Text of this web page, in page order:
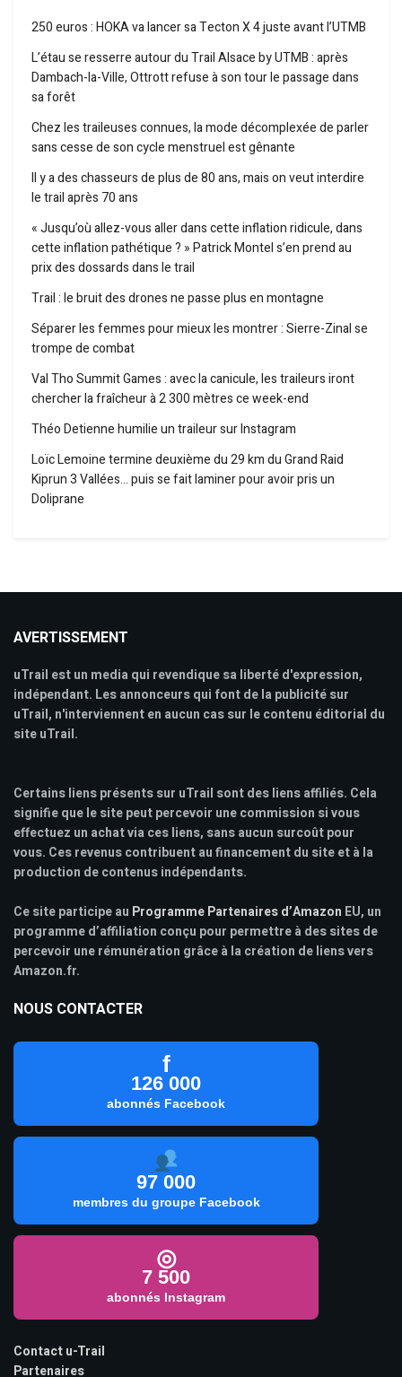
250 euros : HOKA va lancer sa Tecton X 4 juste avant l’UTMB
L’étau se resserre autour du Trail Alsace by UTMB : après
Dambach-la-Ville, Ottrott refuse à son tour le passage dans
sa forêt
Chez les traileuses connues, la mode décomplexée de parler
sans cesse de son cycle menstruel est gênante
Il y a des chasseurs de plus de 80 ans, mais on veut interdire
le trail après 70 ans
« Jusqu’où allez-vous aller dans cette inflation ridicule, dans
cette inflation pathétique ? » Patrick Montel s’en prend au
prix des dossards dans le trail
Trail : le bruit des drones ne passe plus en montagne
Séparer les femmes pour mieux les montrer : Sierre-Zinal se
trompe de combat
Val Tho Summit Games : avec la canicule, les traileurs iront
chercher la fraîcheur à 2 300 mètres ce week-end
Théo Detienne humilie un traileur sur Instagram
Loïc Lemoine termine deuxième du 29 km du Grand Raid
Kiprun 3 Vallées… puis se fait laminer pour avoir pris un
Doliprane
AVERTISSEMENT
uTrail est un media qui revendique sa liberté d'expression,
indépendant. Les annonceurs qui font de la publicité sur
uTrail, n'interviennent en aucun cas sur le contenu éditorial du
site uTrail.
Certains liens présents sur uTrail sont des liens affiliés. Cela
signifie que le site peut percevoir une commission si vous
effectuez un achat via ces liens, sans aucun surcoût pour
vous. Ces revenus contribuent au financement du site et à la
production de contenus indépendants.
Ce site participe au Programme Partenaires d’Amazon EU, un
programme d’affiliation conçu pour permettre à des sites de
percevoir une rémunération grâce à la création de liens vers
Amazon.fr.
NOUS CONTACTER
f
126 000
abonnés Facebook
97 000
membres du groupe Facebook
◎
7 500
abonnés Instagram
Contact u-Trail
Partenaires